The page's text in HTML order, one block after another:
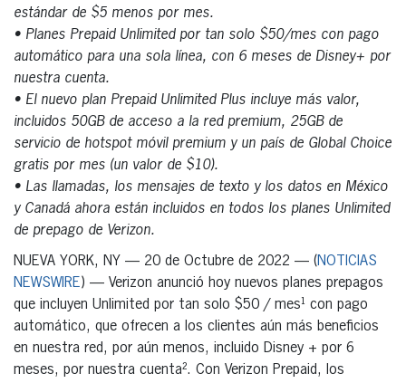
estándar de $5 menos por mes.
• Planes Prepaid Unlimited por tan solo $50/mes con pago
automático para una sola línea, con 6 meses de Disney+ por
nuestra cuenta.
• El nuevo plan Prepaid Unlimited Plus incluye más valor,
incluidos 50GB de acceso a la red premium, 25GB de
servicio de hotspot móvil premium y un país de Global Choice
gratis por mes (un valor de $10).
• Las llamadas, los mensajes de texto y los datos en México
y Canadá ahora están incluidos en todos los planes Unlimited
de prepago de Verizon.
NUEVA YORK, NY — 20 de Octubre de 2022 — (NOTICIAS
NEWSWIRE) — Verizon anunció hoy nuevos planes prepagos
que incluyen Unlimited por tan solo $50 / mes¹ con pago
automático, que ofrecen a los clientes aún más beneficios
en nuestra red, por aún menos, incluido Disney + por 6
meses, por nuestra cuenta². Con Verizon Prepaid, los